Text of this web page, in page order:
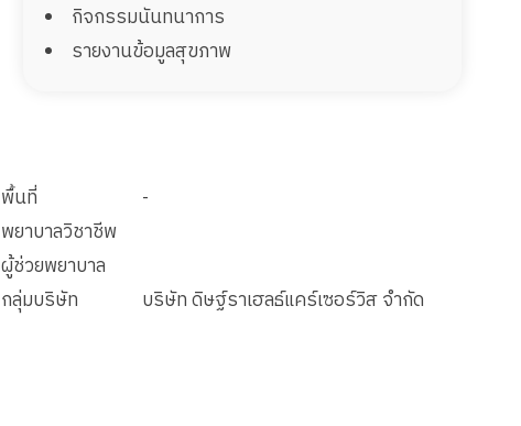
กิจกรรมนันทนาการ
รายงานข้อมูลสุขภาพ
พื้นที่
-
พยาบาลวิชาชีพ
ผู้ช่วยพยาบาล
กลุ่มบริษัท
บริษัท ดิษฐ์ราเฮลธ์แคร์เซอร์วิส จำกัด